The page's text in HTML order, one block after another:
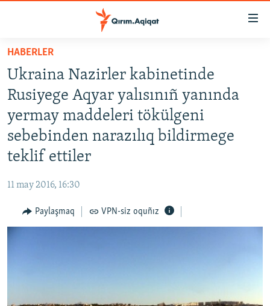
Esas
qaytmaq
Baş
navigatsiyağa
qaytmaq
Qıdıruvğa
qaytmaq
HABERLER
İQTİSADİYAT
CEMİYET
MEDENİYET
VİDEO
SÜRET
HABERLER
Ukraina Nazirler kabinetinde
Rusiyege Aqyar yalısınıñ yanında
yermay maddeleri tökülgeni
sebebinden narazılıq bildirmege
teklif ettiler
11 may 2016, 16:30
Paylaşmaq VPN-siz oquñız